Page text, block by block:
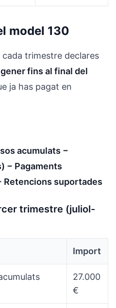
model 130
cada trimestre declares
fins al final del
ja has pagat en
acumulats −
− Pagaments
suportades
trimestre (juliol-
Import
27.000
€